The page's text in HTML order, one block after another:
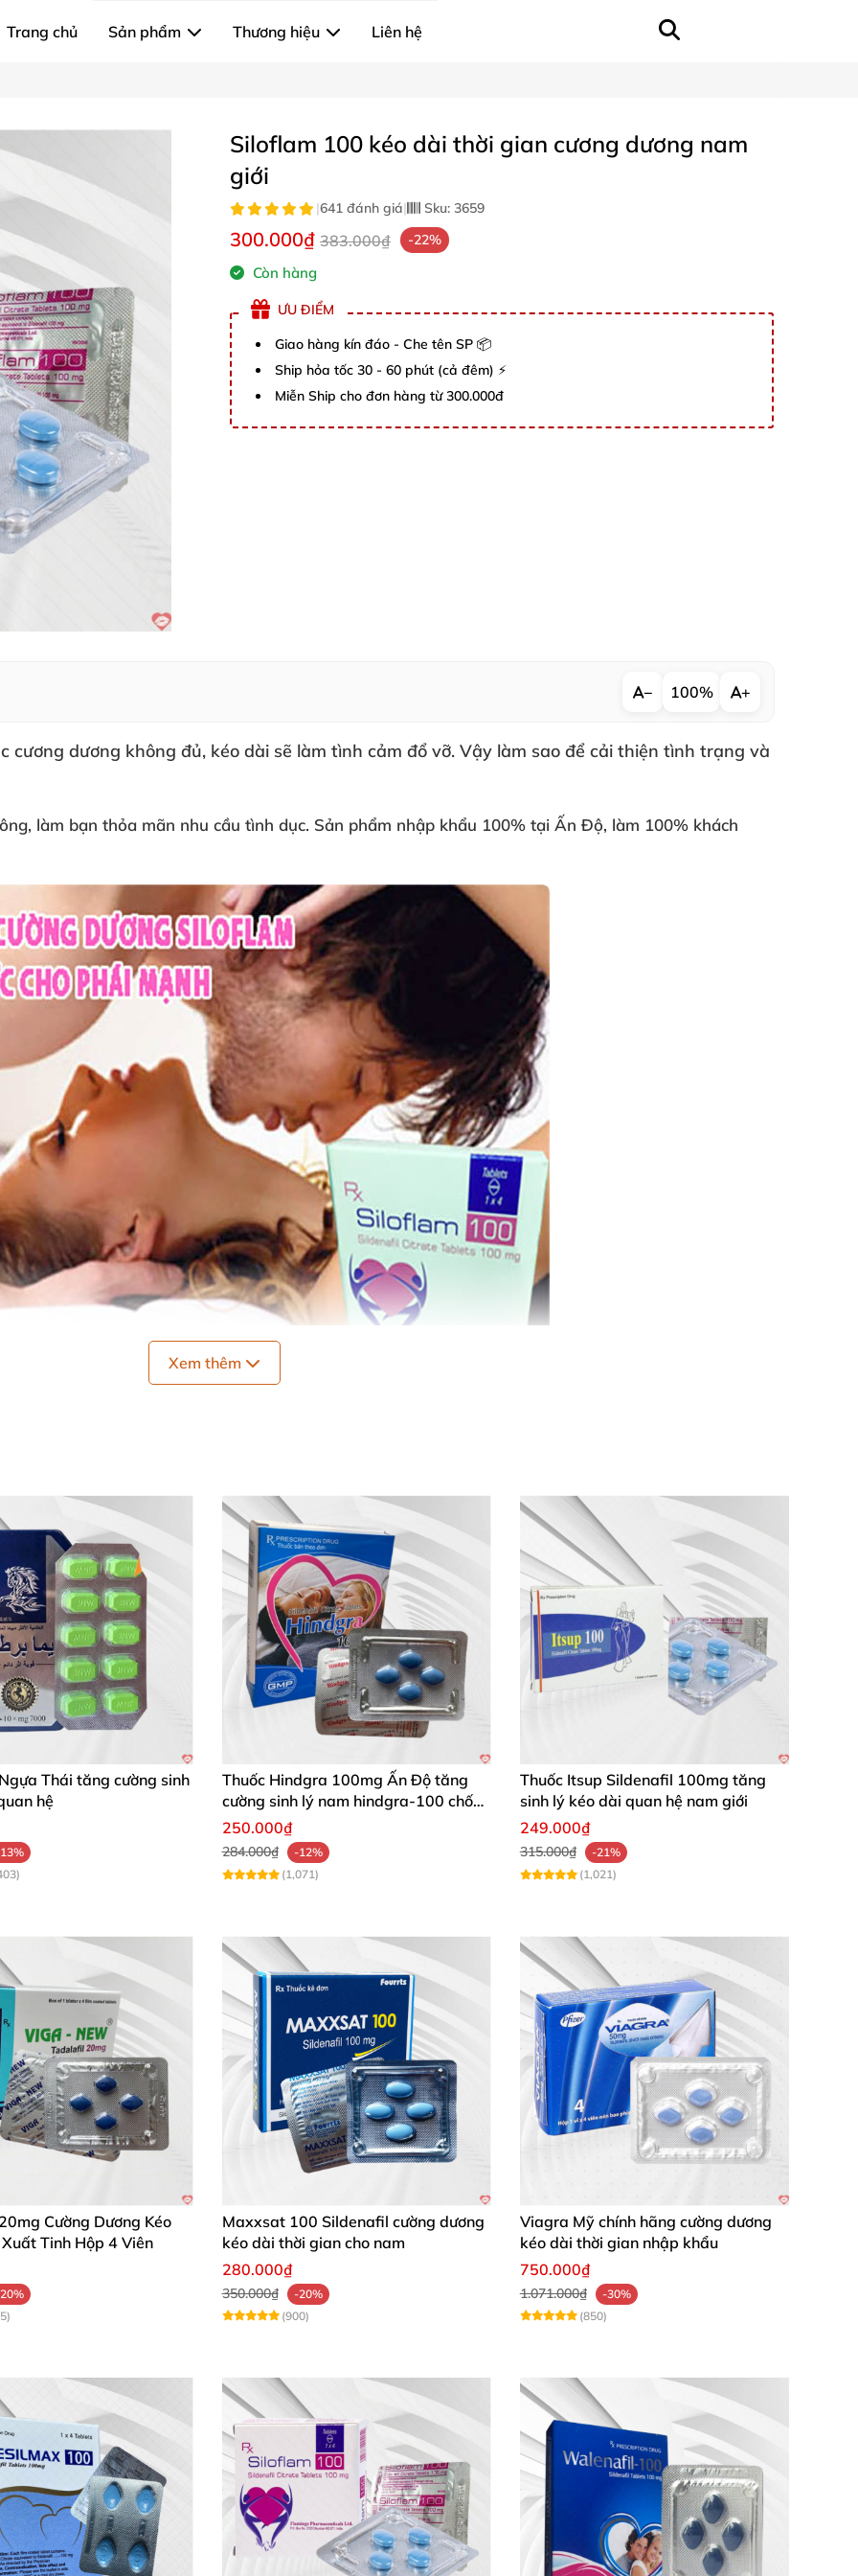
Trang chủ Sản phẩm Thương hiệu Liên hệ
Siloflam 100 kéo dài thời gian cương dương nam
giới
|641 đánh giá| Sku: 3659
300.000₫ 383.000₫ -22%
Còn hàng
ƯU ĐIỂM
Giao hàng kín đáo - Che tên SP 📦
Ship hỏa tốc 30 - 60 phút (cả đêm) ⚡
Miễn Ship cho đơn hàng từ 300.000đ
− 100% +
cương dương không đủ, kéo dài sẽ làm tình cảm đổ vỡ. Vậy làm sao để cải thiện tình trạng và
, làm bạn thỏa mãn nhu cầu tình dục. Sản phẩm nhập khẩu 100% tại Ấn Độ, làm 100% khách
dục
khi trên giường.
với bạn tình
cương cứng trở lại.
tinh
được nhiều lần
trong suốt thời gian quan hệ.
tuyệt đối tình trạng lạm dụng thuốc.
trước khi quan hệ từ 30 phút đến 4 giờ. Đốivới những nam giới có sức khỏe tốt , thời gian uống thuốc
30 phút đến 60 phút là thuốcđã phát huy tác dụng. Ngược lại
những nam giới có sức khoẻ sinh lý
từ 2 đến 4 giờ.
cho trẻ em dưới 18 tuổi.
được sử dụng thuốc siloflam :
Xem thêm
Thái tăng cường sinh
hệ
Thuốc Hindgra 100mg Ấn Độ tăng
cường sinh lý nam hindgra-100 chống
xts cương dương
250.000₫
284.000₫
-12%
(1,071)
Thuốc Itsup Sildenafil 100mg tăng
sinh lý kéo dài quan hệ nam giới
249.000₫
315.000₫
-21%
(1,021)
Cường Dương Kéo
Tinh Hộp 4 Viên
Maxxsat 100 Sildenafil cường dương
kéo dài thời gian cho nam
280.000₫
350.000₫
-20%
(900)
Viagra Mỹ chính hãng cường dương
kéo dài thời gian nhập khẩu
750.000₫
1.071.000₫
-30%
(850)